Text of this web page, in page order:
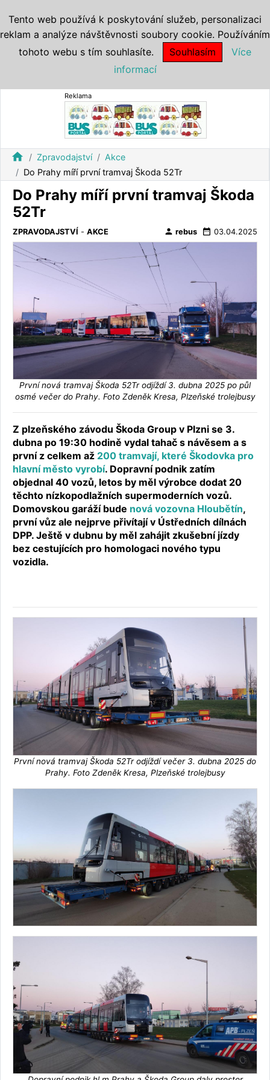
Reklama
home Zpravodajství
Akce
Do Prahy míří první tramvaj Škoda 52Tr
Do Prahy míří první tramvaj Škoda
52Tr
ZPRAVODAJSTVÍ - AKCE person rebus date_range 03.04.2025
První nová tramvaj Škoda 52Tr odjíždí 3. dubna 2025 po půl
osmé večer do Prahy. Foto Zdeněk Kresa, Plzeňské trolejbusy
Z plzeňského závodu Škoda Group v Plzni se 3.
dubna po 19:30 hodině vydal tahač s návěsem a s
první z celkem až 200 tramvají, které Škodovka pro
hlavní město vyrobí. Dopravní podnik zatím
objednal 40 vozů, letos by měl výrobce dodat 20
těchto nízkopodlažních supermoderních vozů.
Domovskou garáží bude nová vozovna Hloubětín,
první vůz ale nejprve přivítají v Ústředních dílnách
DPP. Ještě v dubnu by měl zahájit zkušební jízdy
bez cestujících pro homologaci nového typu
vozidla.
První nová tramvaj Škoda 52Tr odjíždí večer 3. dubna 2025 do
Prahy. Foto Zdeněk Kresa, Plzeňské trolejbusy
Tento web používá k poskytování služeb, personalizaci
reklam a analýze návštěvnosti soubory cookie. Používáním
tohoto webu s tím souhlasíte.
Souhlasím
Více
informací